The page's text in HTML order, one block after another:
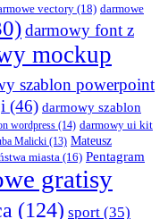
vectory(18) darmowe
darmowy font z
mockup
szablon powerpoint
(46) darmowy szablon
wordpress (14) darmowy ui kit
Malicki (13) Mateusz
miasta (16) Pentagram
gratisy
(124) sport (35)